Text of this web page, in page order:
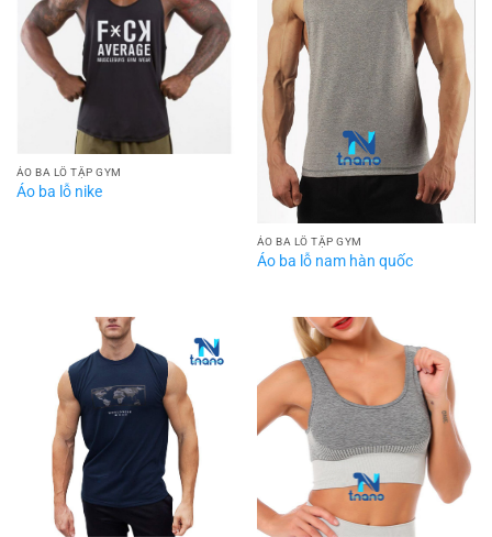
ÁO BA LỖ TẬP GYM
Áo ba lỗ nike
ÁO BA LỖ TẬP GYM
Áo ba lỗ nam hàn quốc